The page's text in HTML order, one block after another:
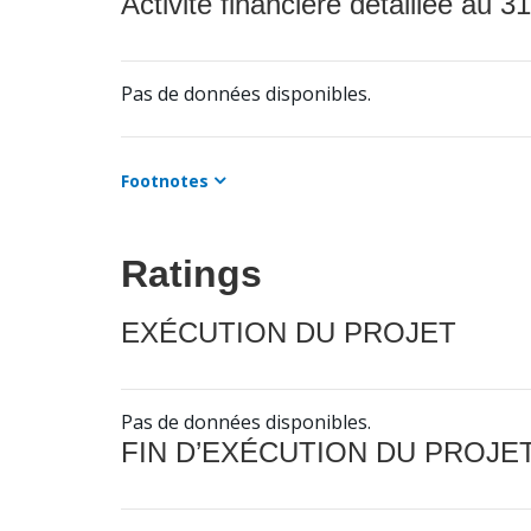
Pas de données disponibles.
Footnotes
Ratings
EXÉCUTION DU PROJET
Pas de données disponibles.
FIN D’EXÉCUTION DU